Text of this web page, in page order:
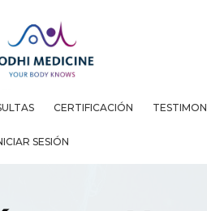
CERTIFICACIÓN
SESIÓN